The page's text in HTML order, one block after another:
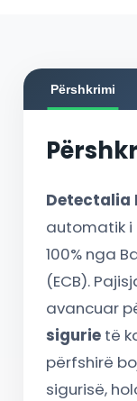
Përshkrimi
Detectalia
automatik i
100% nga
(ECB).
avancuar
sigurie të
përfshirë
sigurisë,